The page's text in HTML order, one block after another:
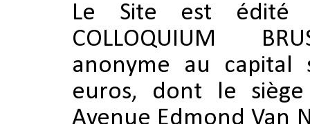
Le Site est édité
COLLOQUIUM
anonyme au capital
euros, dont le
Avenue Edmond Van